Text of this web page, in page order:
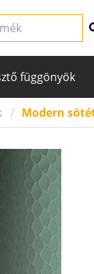
függönyök
Modern